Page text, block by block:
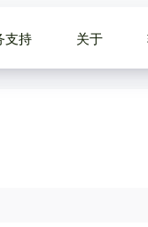
支持 关于